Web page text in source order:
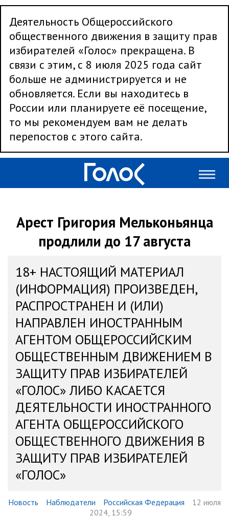
Деятельность Общероссийского
общественного движения в защиту прав
избирателей «Голос» прекращена. В
связи с этим, с 8 июля 2025 года сайт
больше не администрируется и не
обновляется. Если вы находитесь в
России или планируете её посещение,
то мы рекомендуем вам не делать
перепостов с этого сайта.
Арест Григория Мельконьянца
продлили до 17 августа
18+ НАСТОЯЩИЙ МАТЕРИАЛ
(ИНФОРМАЦИЯ) ПРОИЗВЕДЕН,
РАСПРОСТРАНЕН И (ИЛИ)
НАПРАВЛЕН ИНОСТРАННЫМ
АГЕНТОМ ОБЩЕРОССИЙСКИМ
ОБЩЕСТВЕННЫМ ДВИЖЕНИЕМ В
ЗАЩИТУ ПРАВ ИЗБИРАТЕЛЕЙ
«ГОЛОС» ЛИБО КАСАЕТСЯ
ДЕЯТЕЛЬНОСТИ ИНОСТРАННОГО
АГЕНТА ОБЩЕРОССИЙСКОГО
ОБЩЕСТВЕННОГО ДВИЖЕНИЯ В
ЗАЩИТУ ПРАВ ИЗБИРАТЕЛЕЙ
«ГОЛОС»
Новость Наблюдатели Российская Федерация
12 июля
2024, 15:59